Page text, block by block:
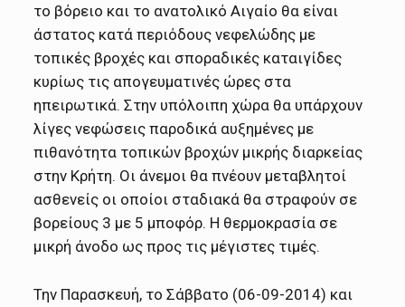
το βόρειο και το ανατολικό Αιγαίο θα είναι
άστατος κατά περιόδους νεφελώδης με
τοπικές βροχές και σποραδικές καταιγίδες
κυρίως τις απογευματινές ώρες στα
ηπειρωτικά. Στην υπόλοιπη χώρα θα υπάρχουν
λίγες νεφώσεις παροδικά αυξημένες με
πιθανότητα τοπικών βροχών μικρής διαρκείας
στην Κρήτη. Οι άνεμοι θα πνέουν μεταβλητοί
ασθενείς οι οποίοι σταδιακά θα στραφούν σε
βορείους 3 με 5 μποφόρ. Η θερμοκρασία σε
μικρή άνοδο ως προς τις μέγιστες τιμές.
Την Παρασκευή, το Σάββατο (06-09-2014) και